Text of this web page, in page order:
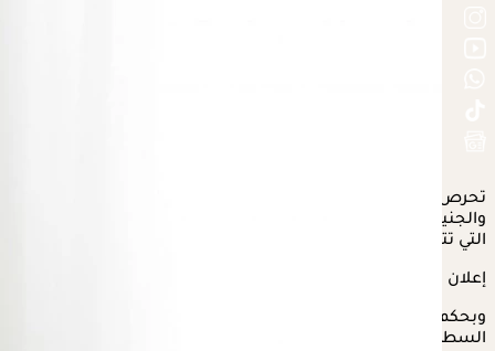
تحرص
والجنين، على الرغم أن كل فترة لها طبيعة خاصة في نوع الطعام
التي تتناوله الحامل، إلا أن هناك أطعمة أفيد من الآخرى.
إعلان
وبحكم الدخول على فصل الصيف، يستعرض "الكونسلتو" في
السطور التالية، أيهما أفضل للحامل